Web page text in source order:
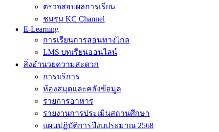
ตรวจสอบผลการเรียน
ชมรม KC Channel
E-Learning
การเรียนการสอนทางไกล
LMS บทเรียนออนไลน์
สิ่งอำนวยความสะดวก
การบริการ
ห้องสมุดและคลังข้อมูล
รายการอาหาร
รายงานการประเมินสถานศึกษา
แผนปฏิบัติการปีงบประมาณ 2568